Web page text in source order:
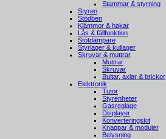
Stammar & styrning
Styren
Stödben
Klämmor & hakar
Lås & fällfunktion
Stötdämpare
Styrlager & kullager
Skruvar & muttrar
Muttrar
Skruvar
Bultar, axlar & brickor
Elektronik
Tutor
Styrenheter
Gasreglage
Displayer
Konverteringskit
Knappar & moduler
Belysning